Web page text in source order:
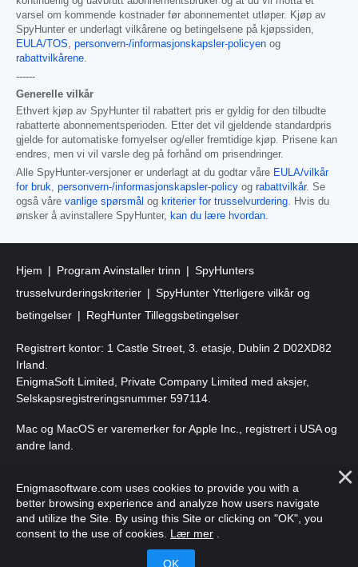
varsel om kommende kostnader før abonnementet utløper. Kjøp av
SpyHunter er underlagt vilkårene og betingelsene på kjøpssiden,
EULA/TOS, personvern-/informasjonskapsler-policyen og
rabattvilkårene.
------
Generelle vilkår
Ethvert kjøp av SpyHunter til rabattert pris er gyldig for den tilbudte
rabatterte abonnementsperioden. Etter det vil gjeldende standardpris
gjelde for automatiske fornyelser og/eller fremtidige kjøp. Prisene kan
endres, men vi vil varsle deg på forhånd om prisendringer.
Alle SpyHunter-versjoner er underlagt at du godtar våre EULA/vilkår
for bruk, personvern-/informasjonskapsler-policy og rabattvilkår. Se
også våre vanlige spørsmål og kriterier for trusselvurdering. Hvis du
ønsker å avinstallere SpyHunter, kan du lære hvordan.
Hjem Program Avinstaller trinn
SpyHunters
trusselvurderingskriterier
SpyHunter Ytterligere vilkår og
betingelser
RegHunter Tilleggsbetingelser
Registrert kontor: 1 Castle Street, 3. etasje, Dublin 2 D02XD82
Irland.
EnigmaSoft Limited, Private Company Limited med aksjer,
Selskapsregistreringsnummer 597114.
Mac og MacOS er varemerker for Apple Inc., registrert i USA og
andre land.
forbeholdt.
Enigmasoftware.com uses cookies to provide you with a
better browsing experience and analyze how users navigate
and utilize the Site. By using this Site or clicking on "OK", you
consent to the use of cookies. Lær mer